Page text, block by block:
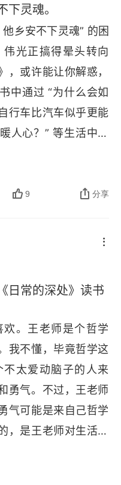
衡量。而在积累之
们习以为常的表象之
”，并提供对应的实
已亲密无间，互相依
灵魂。
乡安不下灵魂” 的困
光正搞得晕头转向
，或许能让你解惑，
中通过 “为什么会如
行车比汽车似乎更能
人心？” 等生活中的
你的生活，而不是讲
”“对老人来说，旧物
个人在生命意义上都
有 “过去”，每当你
已经成了过去。就是
，却要用最大的野心
要琢磨琢磨，你会豁
凉等旧时词语，能让
来等一等被我们落在
9 分享
日常的深处》读书
。王老师是个哲学
我不懂，毕竟哲学这
太爱动脑子的人来
勇气。不过，王老师
气可能是来自己哲学
，是王老师对生活本
的名字一样，他写的